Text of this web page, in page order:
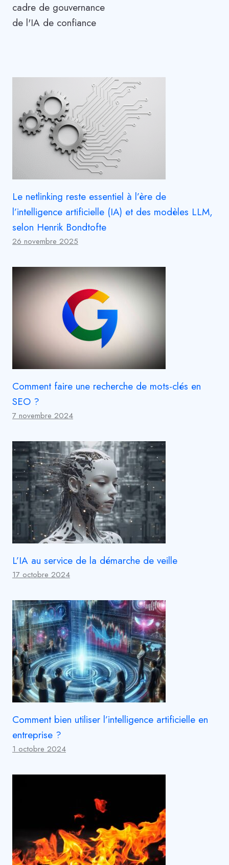
cadre de gouvernance
de l'IA de confiance
Le netlinking reste essentiel à l’ère de
l’intelligence artificielle (IA) et des modèles LLM,
selon Henrik Bondtofte
26 novembre 2025
Comment faire une recherche de mots-clés en
SEO ?
7 novembre 2024
L’IA au service de la démarche de veille
17 octobre 2024
Comment bien utiliser l’intelligence artificielle en
entreprise ?
1 octobre 2024